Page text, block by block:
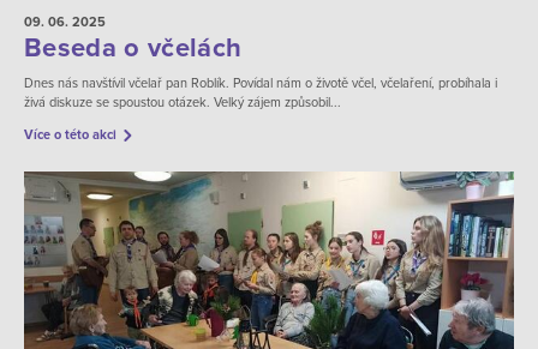
09. 06. 2025
Beseda o včelách
Dnes nás navštívil včelař pan Roblík. Povídal nám o životě včel, včelaření, probíhala i
živá diskuze se spoustou otázek. Velký zájem způsobil...
Více o této akci